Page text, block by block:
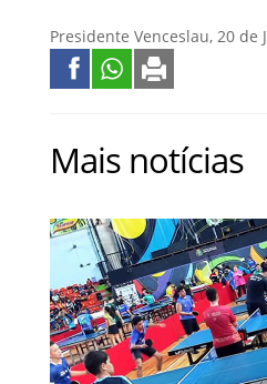
Presidente Venceslau, 20 de
Mais notícias